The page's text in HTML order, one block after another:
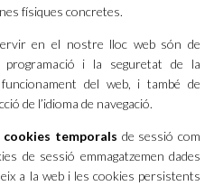
físiques concretes.
en el nostre lloc web són de
i la seguretat de la
del web, i també de
de l’idioma de navegació.
cookies temporals de sessió com
de sessió emmagatzemen dades
a la web i les cookies persistents